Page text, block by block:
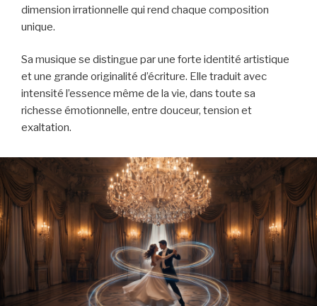
dimension irrationnelle qui rend chaque composition
unique.
Sa musique se distingue par une forte identité artistique
et une grande originalité d’écriture. Elle traduit avec
intensité l’essence même de la vie, dans toute sa
richesse émotionnelle, entre douceur, tension et
exaltation.